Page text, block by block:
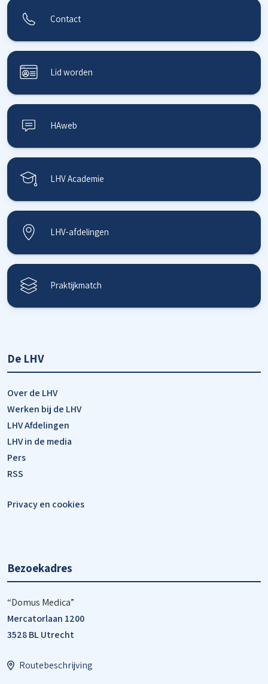
Contact
Lid worden
HAweb
LHV Academie
LHV-afdelingen
Praktijkmatch
De LHV
Over de LHV
Werken bij de LHV
LHV Afdelingen
LHV in de media
Pers
RSS
Privacy en cookies
Bezoekadres
“Domus Medica”
Mercatorlaan 1200
3528 BL Utrecht
Routebeschrijving